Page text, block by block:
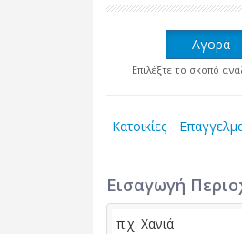
Αγορά
Επιλέξτε το σκοπό
Κατοικίες
Εισαγωγή